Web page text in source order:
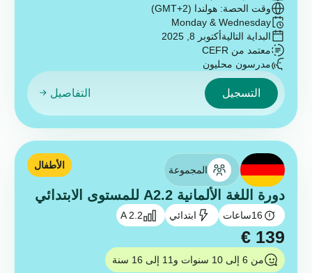
وقت الحصة: هولندا (GMT+2)
Monday & Wednesday
البداية التاليةأكتوبر 8, 2025
معتمد من CEFR
مدرسون محليون
التسجيل التفاصيل
المجموعة
دورة اللغة الألمانية A2.2 للمستوى الابتدائي
16ساعات ابتدائي A 2.2
الأطفال
€ 139
من 6 إلى 10 سنوات و11 إلى 16 سنة